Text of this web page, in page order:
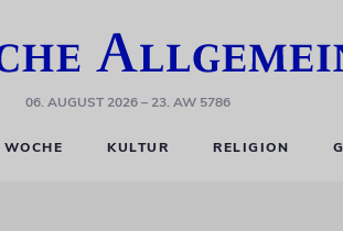
06. AUGUST 2026– 23. AW 5786
KULTUR RELIGION